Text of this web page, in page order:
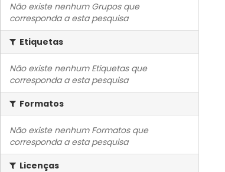
Não existe nenhum Grupos que
corresponda a esta pesquisa
Etiquetas
Não existe nenhum Etiquetas que
corresponda a esta pesquisa
Formatos
Não existe nenhum Formatos que
corresponda a esta pesquisa
Licenças